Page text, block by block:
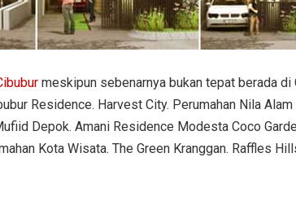
meskipun sebenarnya bukan tepat berada di
Residence. Harvest City. Perumahan Nila
Depok. Amani Residence Modesta Coco
Kota Wisata. The Green Kranggan. Raffles